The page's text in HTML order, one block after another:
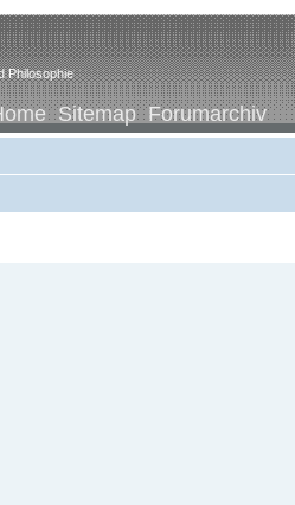
Philosophie
Sitemap Forumarchiv